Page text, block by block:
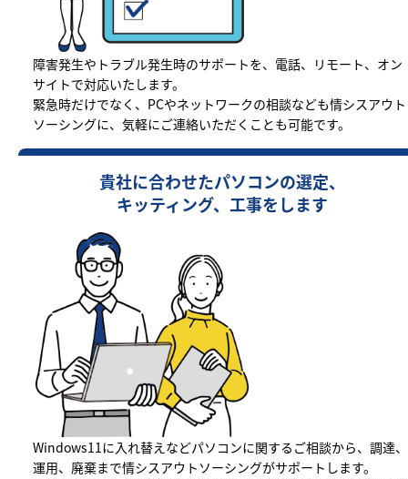
障害発生やトラブル発生時のサポートを、電話、リモート、オン
サイトで対応いたします。
緊急時だけでなく、PCやネットワークの相談なども情シスアウト
ソーシングに、気軽にご連絡いただくことも可能です。
貴社に合わせたパソコンの選定、
キッティング、工事をします
Windows11に入れ替えなどパソコンに関するご相談から、調達、
運用、廃棄まで情シスアウトソーシングがサポートします。